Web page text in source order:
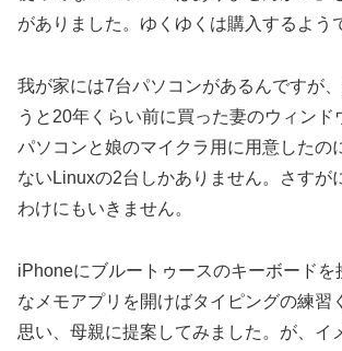
がありました。ゆくゆくは購入するよう
我が家には7台パソコンがあるんですが
うと20年くらい前に買った妻のウィンド
パソコンと娘のマイクラ用に用意したの
ないLinuxの2台しかありません。さすが
わけにもいきません。
iPhoneにブルートゥースのキーボードを
なメモアプリを開けばタイピングの練習
思い、母親に提案してみました。が、イ